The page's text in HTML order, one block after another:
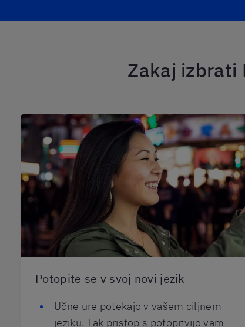
Zakaj izbrati
Potopite se v svoj novi jezik
Učne ure potekajo v vašem ciljnem
jeziku. Tak pristop s potopitvijo vam